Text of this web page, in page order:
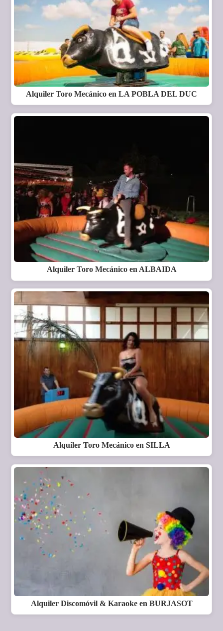
Alquiler Toro Mecánico en LA POBLA DEL DUC
Alquiler Toro Mecánico en ALBAIDA
Alquiler Toro Mecánico en SILLA
Alquiler Discomóvil & Karaoke en BURJASOT